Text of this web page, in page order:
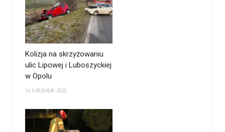
Kolizja na skrzyżowaniu
ulic Lipowej i Luboszyckiej
w Opolu
16 GRUDNIA 2025